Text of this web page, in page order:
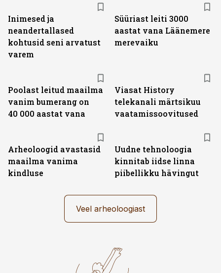
Inimesed ja
neandertallased
kohtusid seni arvatust
varem
Süüriast leiti 3000
aastat vana Läänemere
merevaiku
Poolast leitud maailma
vanim bumerang on
40 000 aastat vana
Viasat History
telekanali märtsikuu
vaatamissoovitused
Arheoloogid avastasid
maailma vanima
kindluse
Uudne tehnoloogia
kinnitab iidse linna
piibellikku hävingut
Veel arheoloogiast